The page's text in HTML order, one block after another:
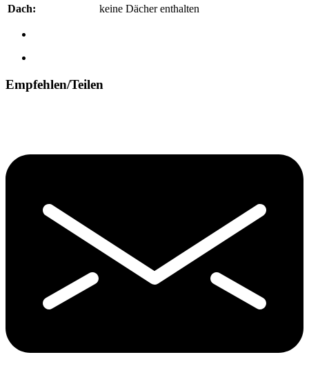
Dach:
keine Dächer enthalten
Empfehlen/Teilen